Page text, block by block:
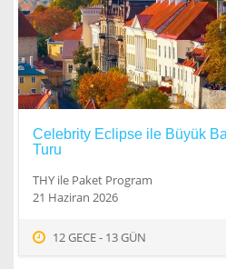
Celebrity Eclipse ile Büyük
Turu
THY ile Paket Program
21 Haziran 2026
12 GECE - 13 GÜN